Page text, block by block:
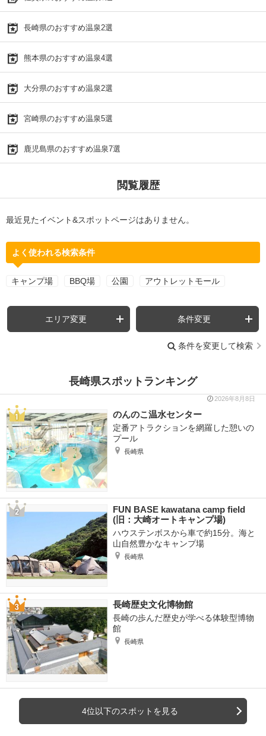
長崎県のおすすめ温泉2選
熊本県のおすすめ温泉4選
大分県のおすすめ温泉2選
宮崎県のおすすめ温泉5選
鹿児島県のおすすめ温泉7選
閲覧履歴
最近見たイベント&スポットページはありません。
よく使われる検索条件
キャンプ場 BBQ場 公園 アウトレットモール
エリア変更 条件変更
条件を変更して検索
長崎県スポットランキング
2026年8月8日
のんのこ温水センター
定番アトラクションを網羅した憩いの
プール
長崎県
FUN BASE kawatana camp field
(旧：大崎オートキャンプ場)
ハウステンボスから車で約15分。海と
山自然豊かなキャンプ場
長崎県
長崎歴史文化博物館
長崎の歩んだ歴史が学べる体験型博物
館
長崎県
4位以下のスポットを見る